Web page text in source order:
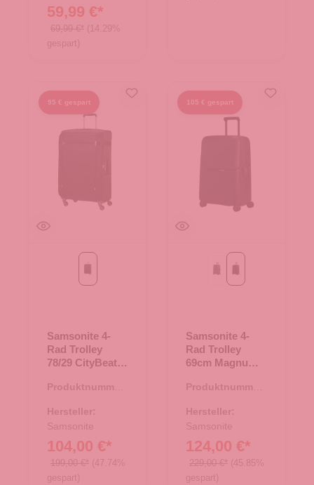
59,99 €*
69,99 €* (14.29%
gespart)
95 € gespart
Black
Samsonite 4-
Rad Trolley
78/29 CityBeat
Produktnummer:
Hersteller:
Samsonite
104,00 €*
199,00 €* (47.74%
gespart)
105 € gespart
forest green
graphite
Samsonite 4-
Rad Trolley
69cm Magnum
Produktnummer:
Hersteller:
Samsonite
124,00 €*
229,00 €* (45.85%
gespart)